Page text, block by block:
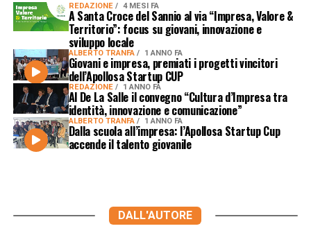
REDAZIONE 4 MESI FA
A Santa Croce del Sannio al via “Impresa, Valore &
Territorio”: focus su giovani, innovazione e
sviluppo locale
ALBERTO TRANFA 1 ANNO FA
Giovani e impresa, premiati i progetti vincitori
dell’Apollosa Startup CUP
REDAZIONE 1 ANNO FA
Al De La Salle il convegno “Cultura d’Impresa tra
identità, innovazione e comunicazione”
ALBERTO TRANFA 1 ANNO FA
Dalla scuola all’impresa: l’Apollosa Startup Cup
accende il talento giovanile
DALL'AUTORE